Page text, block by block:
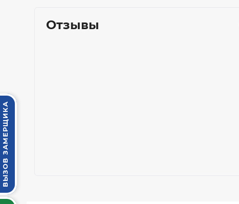
ВЫЗОВ ЗАМЕРЩИКА
Отзывы